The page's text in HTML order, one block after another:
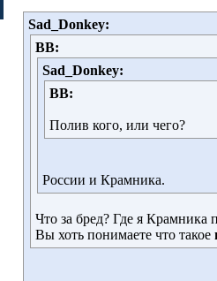
Sad_Donkey:
ВВ:
Sad_Donkey:
ВВ:
Полив кого, или чего?
России и Крамника.
Что за бред? Где я Крамника
Вы хоть понимаете что такое